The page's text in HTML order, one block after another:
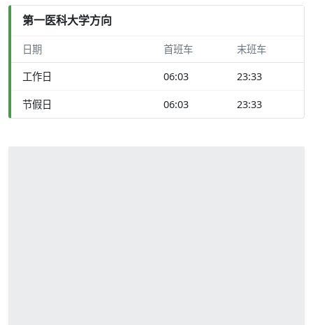
第一医科大学方向
日期 首班车 末班车
工作日 06:03 23:33
节假日 06:03 23:33